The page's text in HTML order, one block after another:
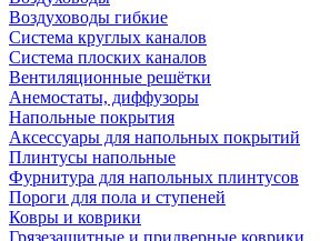
Воздуховоды гибкие
Система круглых каналов
Система плоских каналов
Вентиляционные решётки
Анемостаты, диффузоры
Напольные покрытия
Аксессуары для напольных покрытий
Плинтусы напольные
Фурнитура для напольных плинтусов
Пороги для пола и ступеней
Ковры и коврики
Грязезащитные и придверные коврики